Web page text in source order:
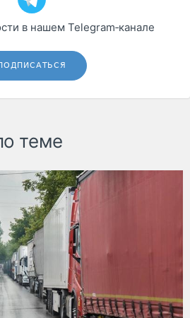
в нашем Telegram‑канале
теме